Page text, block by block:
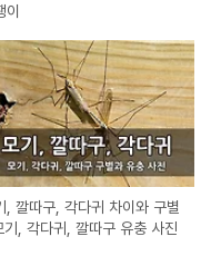
이
, 깔따구, 각다귀 차이와 구별
기, 각다귀, 깔따구 유충 사진